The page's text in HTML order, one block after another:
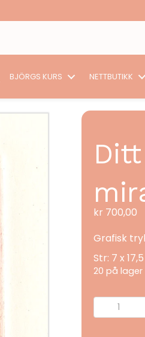
BJÖRGS KURS NETTBUTIKK
kr 700,00
Grafisk
Str: 7 x
20 på lager
Ditt
liv